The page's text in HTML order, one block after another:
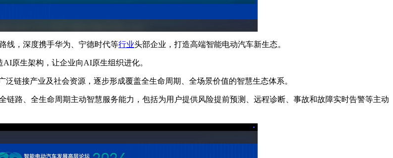
，深度携手华为、宁德时代等行业头部企业，打造高端智能电动汽车新生态。
原生架构，让企业向AI原生组织进化。
接产业及社会资源，逐步形成覆盖全生命周期、全场景价值的智慧生态体系。
、全生命周期主动智慧服务能力，包括为用户提供风险提前预测、远程诊断、事故和故障实时告警等主动